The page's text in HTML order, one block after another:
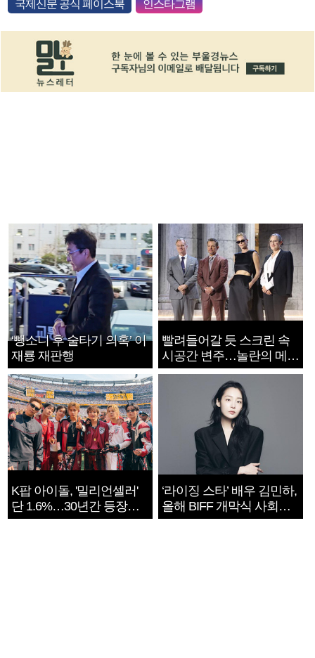
국제신문 공식 페이스북 인스타그램
‘뺑소니 후 술타기 의혹’ 이
재룡 재판행
빨려들어갈 듯 스크린 속
시공간 변주…놀란의 메시
지는 ‘전쟁 속죄’
K팝 아이돌, '밀리언셀러'
단 1.6%…30년간 등장
1182개팀 전수조사
‘라이징 스타’ 배우 김민하,
올해 BIFF 개막식 사회자
확정